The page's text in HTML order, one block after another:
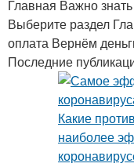
Главная Важно
Выберите раздел
оплата Вернём
Последние